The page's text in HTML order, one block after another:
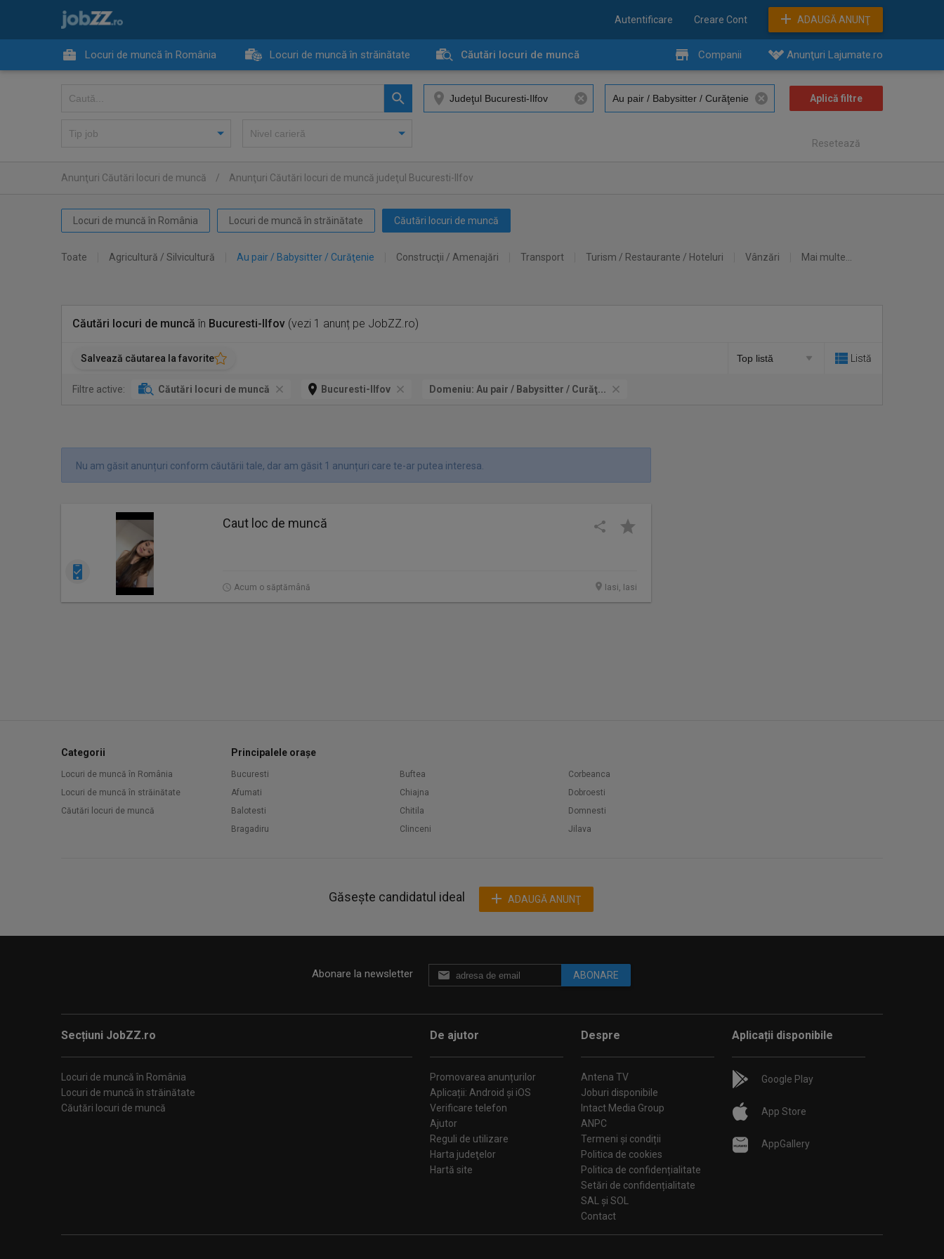
Autentificare Creare Cont ADAUGĂ ANUNŢ
Locuri de muncă în România Locuri de muncă în străinătate Căutări locuri de muncă Companii Anunţuri Lajumate.ro
Resetează
Anunţuri Căutări locuri de muncă / Anunţuri Căutări locuri de muncă judeţul Bucuresti-Ilfov
Locuri de muncă în România Locuri de muncă în străinătate Căutări locuri de muncă
Toate Agricultură / Silvicultură Au pair / Babysitter / Curăţenie Construcţii / Amenajări Transport Turism / Restaurante / Hoteluri Vânzări Mai multe...
Căutări locuri de muncă în Bucuresti-Ilfov (vezi 1 anunț pe JobZZ.ro)
Salvează căutarea la favorite Listă
Filtre active: Căutări locuri de muncă Bucuresti-Ilfov Domeniu: Au pair / Babysitter / Curăţ...
Nu am găsit anunțuri conform căutării tale, dar am găsit 1 anunțuri care te-ar putea interesa.
Caut loc de muncă
Acum o săptămână Iasi, Iasi
Categorii
Locuri de muncă în România
Locuri de muncă în străinătate
Căutări locuri de muncă
Principalele orașe
Bucuresti
Afumati
Balotesti
Bragadiru
Buftea
Chiajna
Chitila
Clinceni
Corbeanca
Dobroesti
Domnesti
Jilava
Găsește candidatul ideal ADAUGĂ ANUNŢ
Abonare la newsletter ABONARE
Secțiuni JobZZ.ro
Locuri de muncă în România
Locuri de muncă în străinătate
Căutări locuri de muncă
De ajutor
Promovarea anunțurilor
Aplicații: Android și iOS
Verificare telefon
Ajutor
Reguli de utilizare
Harta judeţelor
Hartă site
Despre
Antena TV
Joburi disponibile
Intact Media Group
ANPC
Termeni și condiții
Politica de cookies
Politica de confidențialitate
Setări de confidențialitate
SAL și SOL
Contact
Aplicații disponibile
Google Play
App Store
AppGallery